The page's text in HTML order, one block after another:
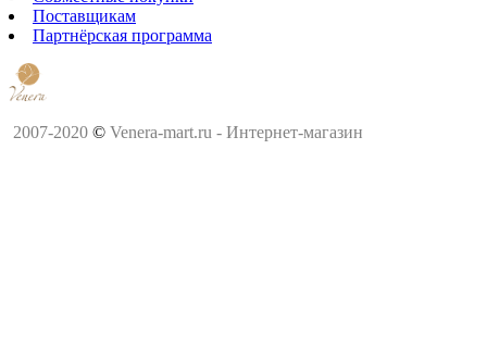
Поставщикам
Партнёрская программа
2007-2020 © Venera-mart.ru - Интернет-магазин